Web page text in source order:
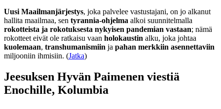
Uusi Maailmanjärjestys, joka palvelee vastustajani, on jo alkanut
hallita maailmaa, sen tyrannia-ohjelma alkoi suunnitelmalla
rokotteista ja rokotuksesta nykyisen pandemian vastaan; nämä
rokotteet eivät ole ratkaisu vaan holokaustin alku, joka johtaa
kuolemaan, transhumanismiin ja pahan merkkiin asennettaviin
miljooniin ihmisiin. (Jatka)
Jeesuksen Hyvän Paimenen viestiä
Enochille, Kolumbia